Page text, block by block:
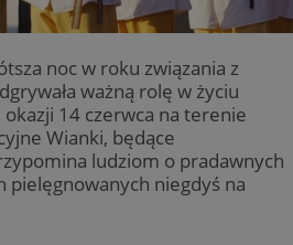
noc w roku związania z
ważną rolę w życiu
okazji 14 czerwca na terenie
Wianki, będące
ludziom o pradawnych
pielęgnowanych niegdyś na